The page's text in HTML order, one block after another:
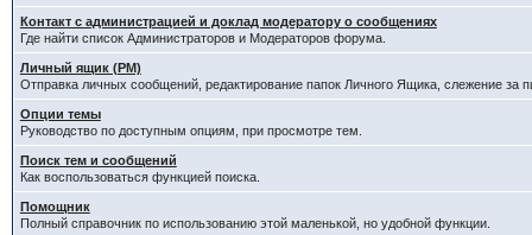
Контакт с администрацией и доклад модератору о сообщениях
Где найти список Администраторов и Модераторов форума.
Личный ящик (PM)
Отправка личных сообщений, редактирование папок Личного Ящика, слежение за
Опции темы
Руководство по доступным опциям, при просмотре тем.
Поиск тем и сообщений
Как воспользоваться функцией поиска.
Помощник
Полный справочник по использованию этой маленькой, но удобной функции.